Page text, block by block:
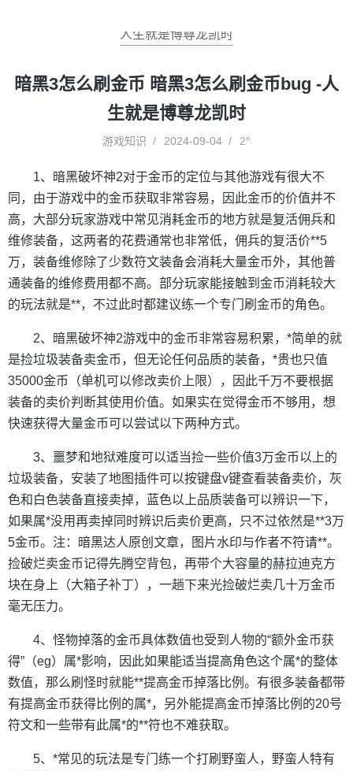
人生就是博尊龙凯时
暗黑3怎么刷金币 暗黑3怎么刷金币bug -人
生就是博尊龙凯时
游戏知识 2024-09-04 2°
1、暗黑破坏神2对于金币的定位与其他游戏有很大不
同，由于游戏中的金币获取非常容易，因此金币的价值并不
高，大部分玩家游戏中常见消耗金币的地方就是复活佣兵和
维修装备，这两者的花费通常也非常低，佣兵的复活价**5
万，装备维修除了少数符文装备会消耗大量金币外，其他普
通装备的维修费用都不高。部分玩家能接触到金币消耗较大
的玩法就是**，不过此时都建议练一个专门刷金币的角色。
2、暗黑破坏神2游戏中的金币非常容易积累，*简单的就
是捡垃圾装备卖金币，但无论任何品质的装备，*贵也只值
35000金币（单机可以修改卖价上限），因此千万不要根据
装备的卖价判断其使用价值。如果实在觉得金币不够用，想
快速获得大量金币可以尝试以下两种方式。
3、噩梦和地狱难度可以适当捡一些价值3万金币以上的
垃圾装备，安装了地图插件可以按键盘v键查看装备卖价，灰
色和白色装备直接卖掉，蓝色以上品质装备可以辨识一下，
如果属*没用再卖掉同时辨识后卖价更高，只不过依然是**3万
5金币。注：暗黑达人原创文章，图片水印与作者不符请**。
捡破烂卖金币记得先腾空背包，再带个大容量的赫拉迪克方
块在身上（大箱子补丁），一趟下来光捡破烂卖几十万金币
毫无压力。
4、怪物掉落的金币具体数值也受到人物的“额外金币获
得”（eg）属*影响，因此如果能适当提高角色这个属*的整体
数值，那么刷怪时就能**提高金币掉落比例。有很多装备都带
有提高金币获得比例的属*，另外能提高金币掉落比例的20号
符文和一些带有此属*的**符也不难获取。
5、*常见的玩法是专门练一个打刷野蛮人，野蛮人特有